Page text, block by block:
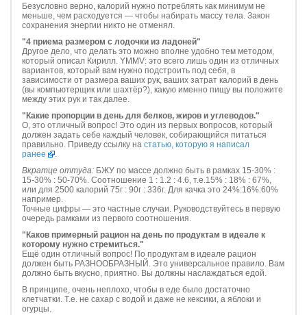
Безусловно верно, калорий нужно потреблять как минимум не
меньше, чем расходуется — чтобы набирать массу тела. Закон
сохранения энергии никто не отменял.
"4 приема размером с лодочки из ладоней"
Другое дело, что делать это можно вполне удобно тем методом,
который описал Кирилл. YMMV: это всего лишь один из отличных
вариантов, который вам нужно подстроить под себя, в
зависимости от размера ваших рук, ваших затрат калорий в день
(вы компьютерщик или шахтёр?), какую именно пищу вы положите
между этих рук и так далее.
"Какие пропорции в день для белков, жиров и углеводов."
О, это отличный вопрос! Это один из первых вопросов, который
должен задать себе каждый человек, собирающийся питаться
правильно. Приведу ссылку на статью, которую я написал
ранее
.
Вкратце оттуда: БЖУ по массе должно быть в рамках 15-30% :
15-30% : 50-70%. Соотношение 1 : 1.2 : 4.6, т.е.15% : 18% : 67%,
или для 2500 калорий 75г : 90г : 336г. Для качка это 24%:16%:60%
например.
Точные цифры — это частные случаи. Руководствуйтесь в первую
очередь рамками из первого соотношения.
"Каков примерный рацион на день по продуктам в идеале к
которому нужно стремиться."
Ещё один отличный вопрос! По продуктам в идеале рацион
должен быть РАЗНООБРАЗНЫЙ. Это универсальное правило. Вам
должно быть вкусно, приятно. Вы должны наслаждаться едой.
В принципе, очень неплохо, чтобы в еде было достаточно
клетчатки. Т.е. не сахар с водой и даже не кексики, а яблоки и
огурцы.